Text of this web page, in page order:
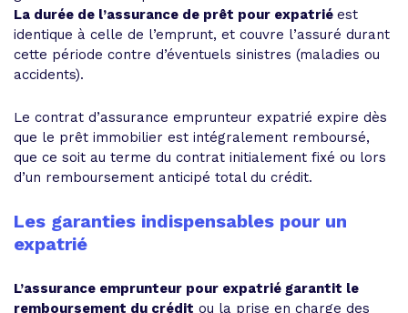
La durée de l’assurance de prêt pour expatrié est
identique à celle de l’emprunt, et couvre l’assuré durant
cette période contre d’éventuels sinistres (maladies ou
accidents).
Le contrat d’assurance emprunteur expatrié expire dès
que le prêt immobilier est intégralement remboursé,
que ce soit au terme du contrat initialement fixé ou lors
d’un remboursement anticipé total du crédit.
Les garanties indispensables pour un
expatrié
L’assurance emprunteur pour expatrié garantit le
remboursement du crédit ou la prise en charge des